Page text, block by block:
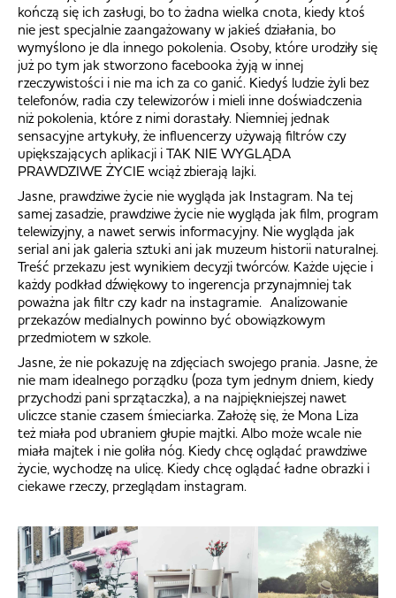
kończą się ich zasługi, bo to żadna wielka cnota, kiedy ktoś
nie jest specjalnie zaangażowany w jakieś działania, bo
wymyślono je dla innego pokolenia. Osoby, które urodziły się
już po tym jak stworzono facebooka żyją w innej
rzeczywistości i nie ma ich za co ganić. Kiedyś ludzie żyli bez
telefonów, radia czy telewizorów i mieli inne doświadczenia
niż pokolenia, które z nimi dorastały. Niemniej jednak
sensacyjne artykuły, że influencerzy używają filtrów czy
upiększających aplikacji i TAK NIE WYGLĄDA
PRAWDZIWE ŻYCIE wciąż zbierają lajki.
Jasne, prawdziwe życie nie wygląda jak Instagram. Na tej
samej zasadzie, prawdziwe życie nie wygląda jak film, program
telewizyjny, a nawet serwis informacyjny. Nie wygląda jak
serial ani jak galeria sztuki ani jak muzeum historii naturalnej.
Treść przekazu jest wynikiem decyzji twórców. Każde ujęcie i
każdy podkład dźwiękowy to ingerencja przynajmniej tak
poważna jak filtr czy kadr na instagramie. Analizowanie
przekazów medialnych powinno być obowiązkowym
przedmiotem w szkole.
Jasne, że nie pokazuję na zdjęciach swojego prania. Jasne, że
nie mam idealnego porządku (poza tym jednym dniem, kiedy
przychodzi pani sprzątaczka), a na najpiękniejszej nawet
uliczce stanie czasem śmieciarka. Założę się, że Mona Liza
też miała pod ubraniem głupie majtki. Albo może wcale nie
miała majtek i nie goliła nóg. Kiedy chcę oglądać prawdziwe
życie, wychodzę na ulicę. Kiedy chcę oglądać ładne obrazki i
ciekawe rzeczy, przeglądam instagram.